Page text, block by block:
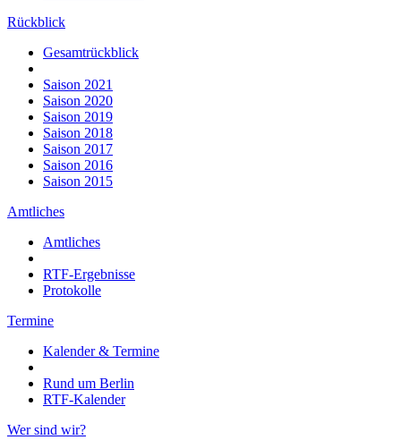
Rückblick
Gesamtrückblick
Saison 2021
Saison 2020
Saison 2019
Saison 2018
Saison 2017
Saison 2016
Saison 2015
Amtliches
Amtliches
RTF-Ergebnisse
Protokolle
Termine
Kalender & Termine
Rund um Berlin
RTF-Kalender
Wer sind wir?